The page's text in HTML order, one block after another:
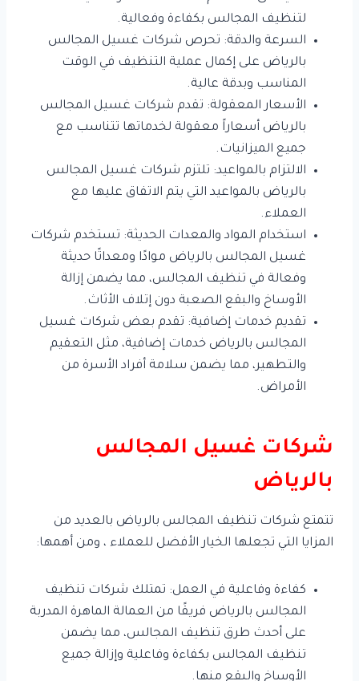
لتنظيف المجالس بكفاءة وفعالية.
السرعة والدقة: تحرص شركات غسيل المجالس
بالرياض على إكمال عملية التنظيف في الوقت
المناسب وبدقة عالية.
الأسعار المعقولة: تقدم شركات غسيل المجالس
بالرياض أسعاراً معقولة لخدماتها تتناسب مع
جميع الميزانيات.
الالتزام بالمواعيد: تلتزم شركات غسيل المجالس
بالرياض بالمواعيد التي يتم الاتفاق عليها مع
العملاء.
استخدام المواد والمعدات الحديثة: تستخدم شركات
غسيل المجالس بالرياض موادًا ومعداتًا حديثة
وفعالة في تنظيف المجالس، مما يضمن إزالة
الأوساخ والبقع الصعبة دون إتلاف الأثاث.
تقديم خدمات إضافية: تقدم بعض شركات غسيل
المجالس بالرياض خدمات إضافية، مثل التعقيم
والتطهير، مما يضمن سلامة أفراد الأسرة من
الأمراض.
شركات غسيل المجالس
بالرياض
تتمتع شركات تنظيف المجالس بالرياض بالعديد من
المزايا التي تجعلها الخيار الأفضل للعملاء ، ومن أهمها:
كفاءة وفاعلية في العمل: تمتلك شركات تنظيف
المجالس بالرياض فريقًا من العمالة الماهرة المدربة
على أحدث طرق تنظيف المجالس، مما يضمن
تنظيف المجالس بكفاءة وفاعلية وإزالة جميع
الأوساخ والبقع منها.